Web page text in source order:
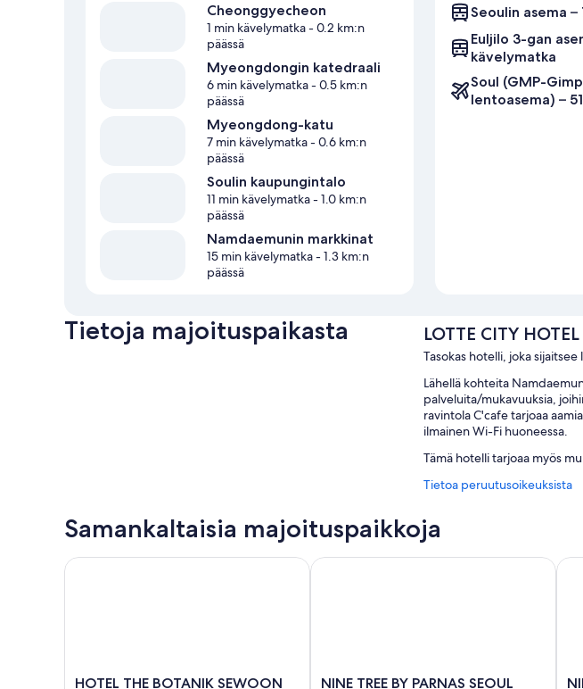
Cheonggyecheon
1 min kävelymatka- 0.2 km:n
päässä
Myeongdongin katedraali
6 min kävelymatka- 0.5 km:n
päässä
Myeongdong-katu
7 min kävelymatka- 0.6 km:n
päässä
Soulin kaupungintalo
11 min kävelymatka- 1.0 km:n
päässä
Namdaemunin markkinat
15 min kävelymatka- 1.3 km:n
päässä
Seoulin asema
Euljilo 3-gan
kävelymatka
Soul (GMP-
lentoasema) –
Tietoja majoituspaikasta LOTTE CITY
Tasokas hotelli, joka
Lähellä kohteita
palveluita/mukavuuksia,
ravintola C'cafe tarjoaa
ilmainen Wi-Fi huoneessa.
Tämä hotelli tarjoaa myös
Buffetaamiainen
Asiakasarvosteluissa
Muihin palveluihin/
Tietoa peruutusoikeuksista
Samankaltaisia majoituspaikkoja
HOTEL
HOTEL THE BOTANIK SEWOON
HOTEL THE BOTANIK SEWOON MYEONGDONG
NINE
NINE TREE BY PARNAS SEOUL
NINE TREE BY PARNAS SEOUL